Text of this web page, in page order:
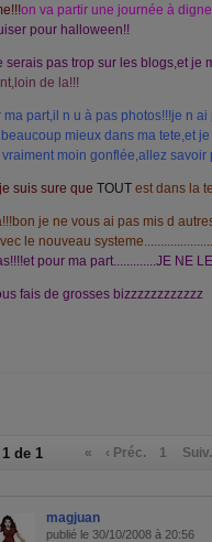
on va partir une journée à
pour halloween!!
serais pas trop sur les blogs,et je
de la!!!
ma part,il n u à pas photos!!!je n
mieux dans ma tete,et
vraiment moin gonflée,allez savoir
suis sure que TOUT est dans la
je ne vous ai pas mis d
le nouveau
pour ma part.............JE NE
fais de grosses
de 1 « ‹ Préc. 1 Suiv.
magjuan
publié le 30/10/2008 à 20:56